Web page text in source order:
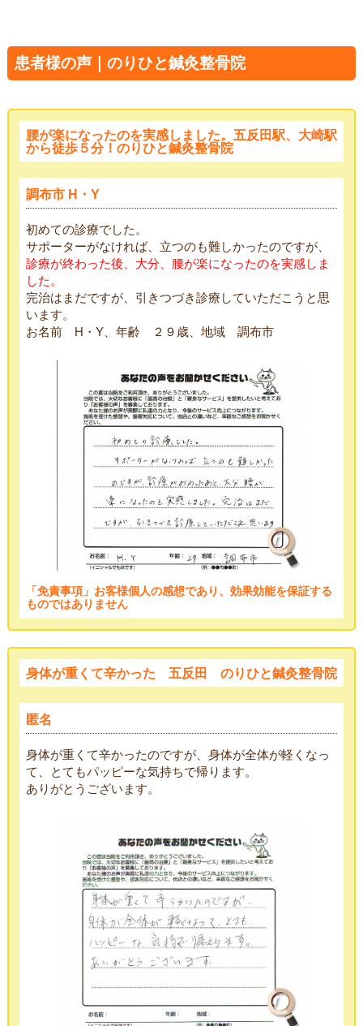
患者様の声｜のりひと鍼灸整骨院
腰が楽になったのを実感しました。五反田駅、大崎駅
から徒歩５分！のりひと鍼灸整骨院
調布市 H・Y
初めての診療でした。
サポーターがなければ、立つのも難しかったのですが、
診療が終わった後、大分、腰が楽になったのを実感しま
した。
完治はまだですが、引きつづき診療していただこうと思
います。
お名前 H・Y、年齢 ２９歳、地域 調布市
「免責事項」お客様個人の感想であり、効果効能を保証する
ものではありません
身体が重くて辛かった 五反田 のりひと鍼灸整骨院
匿名
身体が重くて辛かったのですが、身体が全体が軽くなっ
て、とてもパッピーな気持ちで帰ります。
ありがとうございます。